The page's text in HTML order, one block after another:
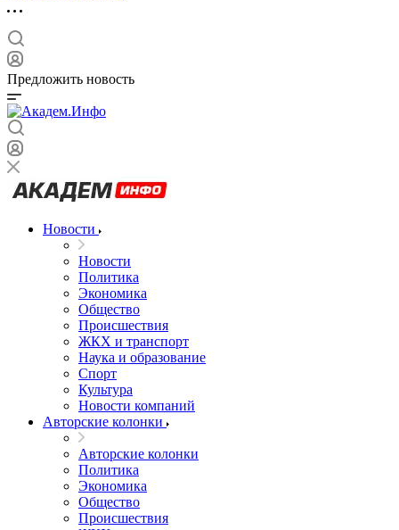
Предложить новость
Новости
Новости
Политика
Экономика
Общество
Происшествия
ЖКХ и транспорт
Наука и образование
Спорт
Культура
Новости компаний
Авторские колонки
Авторские колонки
Политика
Экономика
Общество
Происшествия